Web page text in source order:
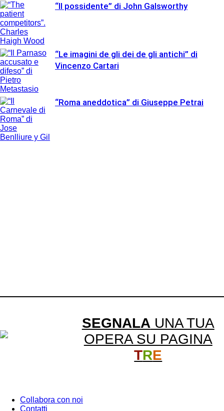
“Il possidente” di John Galsworthy
“Le imagini de gli dei de gli antichi” di
Vincenzo Cartari
“Roma aneddotica” di Giuseppe Petrai
SEGNALA UNA TUA
OPERA SU PAGINA
TRE
Collabora con noi
Contatti